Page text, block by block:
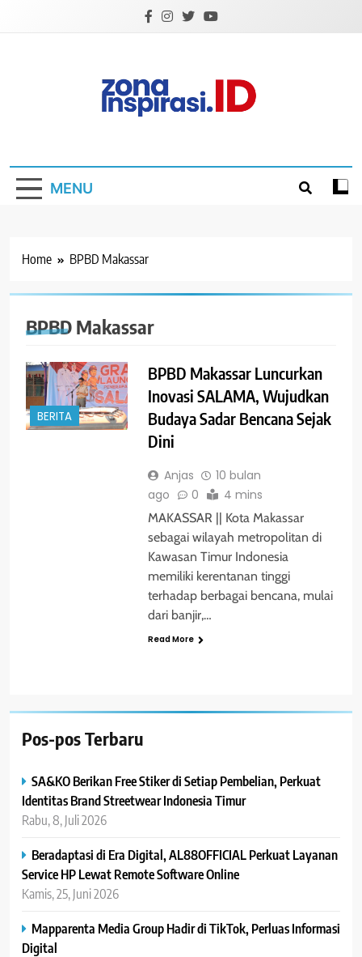
MENU
Home BPBD Makassar
BPBD Makassar
BERITA
BPBD Makassar Luncurkan
Inovasi SALAMA, Wujudkan
Budaya Sadar Bencana Sejak
Dini
Anjas
10 bulan
ago
0 4 mins
MAKASSAR || Kota Makassar
sebagai wilayah metropolitan di
Kawasan Timur Indonesia
memiliki kerentanan tinggi
terhadap berbagai bencana, mulai
dari banjir,…
Read More
Pos-pos Terbaru
SA&KO Berikan Free Stiker di Setiap Pembelian, Perkuat
Identitas Brand Streetwear Indonesia Timur
Rabu, 8, Juli 2026
Beradaptasi di Era Digital, AL88OFFICIAL Perkuat Layanan
Service HP Lewat Remote Software Online
Kamis, 25, Juni 2026
Mapparenta Media Group Hadir di TikTok, Perluas Informasi
Digital